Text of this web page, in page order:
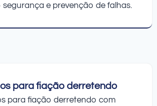
e prevenção de falhas.
para fiação derretendo
para fiação derretendo com